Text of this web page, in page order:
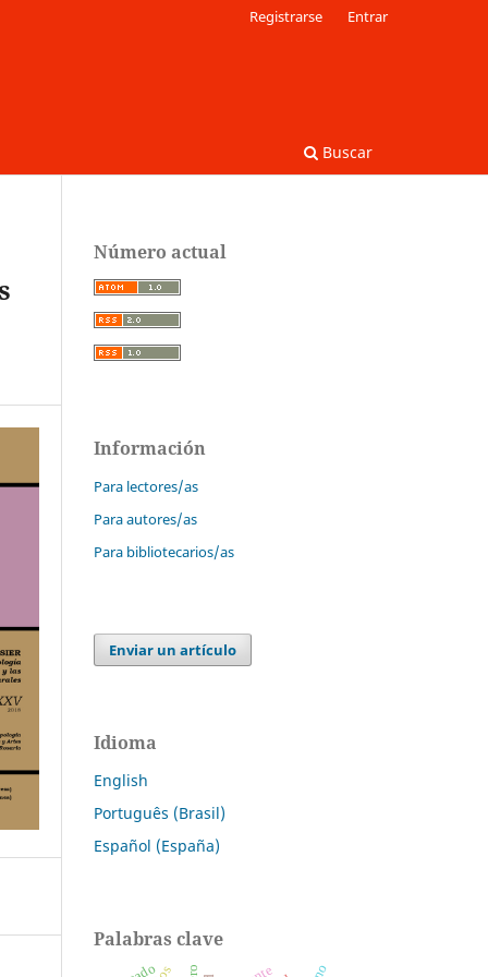
Buscar
Registrarse Entrar
Número actual
Información
Para lectores/as
Para autores/as
Para bibliotecarios/as
Enviar un artículo
Idioma
English
Português (Brasil)
Español (España)
Palabras clave